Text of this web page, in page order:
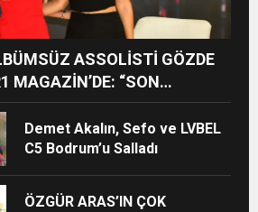
ASSOLİSTİ GÖZDE
MAGAZİN’DE: “SON
VAR OLACAĞIM!”
Demet Akalın, Sefo ve LVBEL
C5 Bodrum’u Salladı
ÖZGÜR ARAS’IN ÇOK